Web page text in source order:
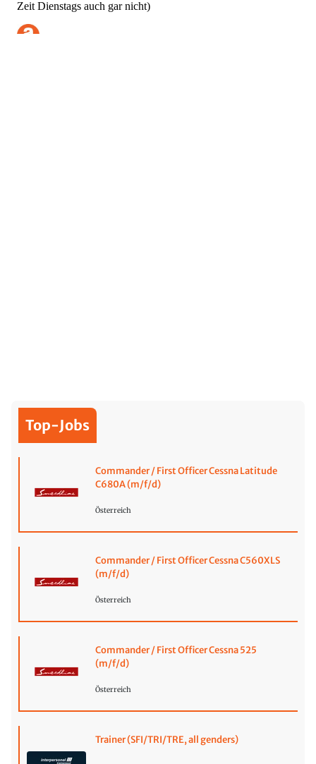
Top-Jobs
Commander / First Officer Cessna Latitude
C680A (m/f/d)
Österreich
Commander / First Officer Cessna C560XLS
(m/f/d)
Österreich
Commander / First Officer Cessna 525
(m/f/d)
Österreich
Trainer (SFI/TRI/TRE, all genders)